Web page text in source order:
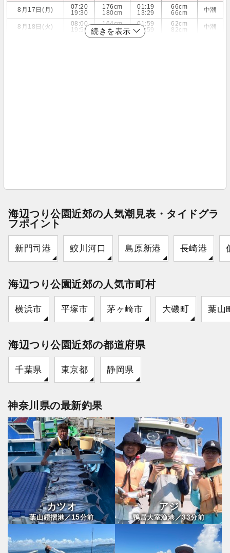
8月17日(月)
07:20
19:30
176cm
180cm
01:19
13:29
66cm
66cm
中潮
8月18日(火)
08:00
19:59
164cm
177cm
01:59
13:59
62cm
82cm
中潮
続きを表示
海辺つり公園近郊の人気潮見表・タイドグラ
フポイント
新門司港 鮫川河口 島原新港 長崎港
海辺つり公園近郊の人気市町村
横浜市 平塚市 茅ヶ崎市 大磯町 葉山
海辺つり公園近郊の都道府県
千葉県 東京都 静岡県
神奈川県の最新釣果
カツオ
葉山鐙摺港／15分前
アジ
鴨居大室漁港／33分前